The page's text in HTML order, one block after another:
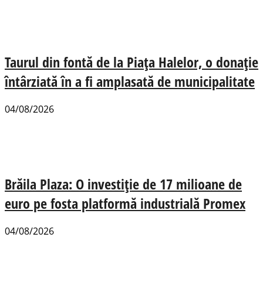
Taurul din fontă de la Piața Halelor, o donație
întârziată în a fi amplasată de municipalitate
04/08/2026
Brăila Plaza: O investiție de 17 milioane de
euro pe fosta platformă industrială Promex
04/08/2026